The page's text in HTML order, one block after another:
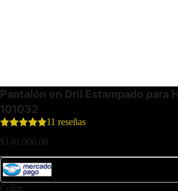
Pantalón en Dril Estampado para
101032
11 reseñas
$140.000,00
Color